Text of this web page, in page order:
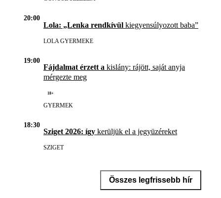
20:00
Lola: „Lenka rendkívül kiegyensúlyozott baba”
LOLA GYERMEKE
19:00
Fájdalmat érzett a kislány: rájött, saját anyja
mérgezte meg
18+
GYERMEK
18:30
Sziget 2026: így kerüljük el a jegyüzéreket
SZIGET
Összes legfrissebb hír